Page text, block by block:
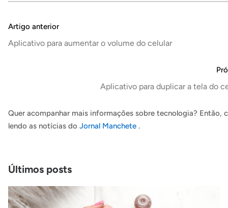
Artigo anterior
Aplicativo para aumentar o volume do celular
Aplicativo para duplicar a tela do
Quer acompanhar mais informações sobre tecnologia? Então,
lendo as notícias do Jornal Manchete .
Últimos posts